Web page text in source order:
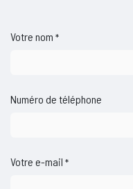
Votre nom *
Numéro de téléphone
Votre e-mail *